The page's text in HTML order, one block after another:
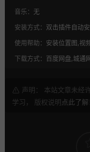
音乐： 无
安装方式： 双击插件自动
使用帮助： 安装位置图,视
下载方式： 百度网盘,城通
声明： 本站文章未经
学习， 版权说明点此了解